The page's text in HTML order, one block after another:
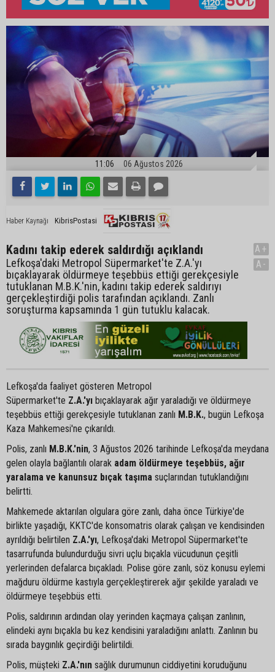
11:06 06 Ağustos 2026
Haber Kaynağı KibrisPostasi
Kadını takip ederek saldırdığı açıklandı
Lefkoşa'daki Metropol Süpermarket'te Z.A.'yı
bıçaklayarak öldürmeye teşebbüs ettiği gerekçesiyle
tutuklanan M.B.K.'nin, kadını takip ederek saldırıyı
gerçekleştirdiği polis tarafından açıklandı. Zanlı
soruşturma kapsamında 1 gün tutuklu kalacak.
A+
A-
Lefkoşa'da faaliyet gösteren Metropol
Süpermarket'te Z.A.'yı bıçaklayarak ağır yaraladığı ve öldürmeye
teşebbüs ettiği gerekçesiyle tutuklanan zanlı M.B.K., bugün Lefkoşa
Kaza Mahkemesi'ne çıkarıldı.
Polis, zanlı M.B.K.'nin, 3 Ağustos 2026 tarihinde Lefkoşa'da meydana
gelen olayla bağlantılı olarak adam öldürmeye teşebbüs, ağır
yaralama ve kanunsuz bıçak taşıma suçlarından tutuklandığını
belirtti.
Mahkemede aktarılan olgulara göre zanlı, daha önce Türkiye'de
birlikte yaşadığı, KKTC'de konsomatris olarak çalışan ve kendisinden
ayrıldığı belirtilen Z.A.'yı, Lefkoşa'daki Metropol Süpermarket'te
tasarrufunda bulundurduğu sivri uçlu bıçakla vücudunun çeşitli
yerlerinden defalarca bıçakladı. Polise göre zanlı, söz konusu eylemi
mağduru öldürme kastıyla gerçekleştirerek ağır şekilde yaraladı ve
öldürmeye teşebbüs etti.
Polis, saldırının ardından olay yerinden kaçmaya çalışan zanlının,
elindeki aynı bıçakla bu kez kendisini yaraladığını anlattı. Zanlının bu
sırada baygınlık geçirdiği belirtildi.
Polis, müşteki Z.A.'nın sağlık durumunun ciddiyetini koruduğunu